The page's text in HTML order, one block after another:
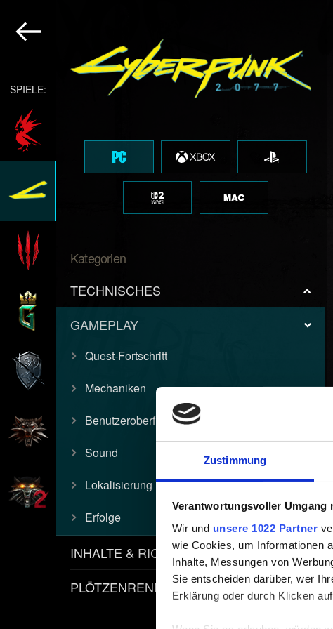
Zustimmung
Verantwortungsvoller Umgang
Wir und unsere 1022 Partner
wie Cookies, um Informationen
Inhalte, Messungen von
Sie entscheiden darüber, wer
Erklärung oder durch Klicken
SPIELE:
Kategorien
TECHNISCHES
GAMEPLAY
Quest-Fortschritt
Mechaniken
Benutzeroberfläche & Grafik
Sound
Lokalisierung
Erfolge
INHALTE & RICHTLINIEN
PLÖTZENRENNEN